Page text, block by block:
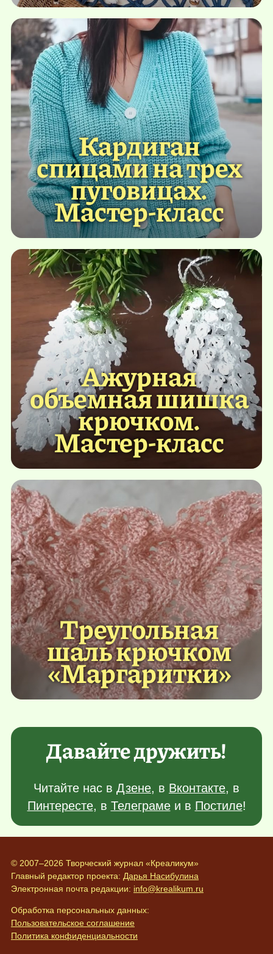
Кардиган
спицами на трех
пуговицах.
Мастер-класс
Ажурная
объемная шишка
крючком.
Мастер-класс
Треугольная
шаль крючком
«Маргаритки»
Давайте дружить!
Читайте нас в Дзене, в Вконтакте, в
Пинтересте, в Телеграмеи в Постиле!
© 2007–2026 Творческий журнал «Креаликум»
Главный редактор проекта: Дарья Насибулина
Электронная почта редакции: info@krealikum.ru
Обработка персональных данных:
Пользовательское соглашение
Политика конфиденциальности